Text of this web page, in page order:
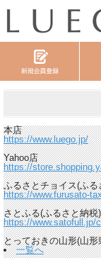
本店
https://www.luego.jp/
Yahoo店
https://
ふるさとチョイス(ふる
https://www.furusato-
さとふる(ふるさと納税)
https://www.satofull.jp/
とっておきの山形(山
一覧へ